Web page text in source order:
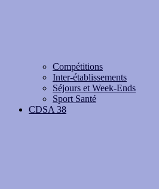
Compétitions
Inter-établissements
Séjours et Week-Ends
Sport Santé
CDSA 38